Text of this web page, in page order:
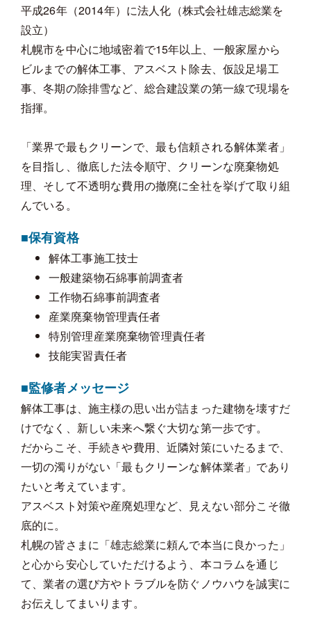
平成26年（2014年）に法人化（株式会社雄志総業を
設立）
札幌市を中心に地域密着で15年以上、一般家屋から
ビルまでの解体工事、アスベスト除去、仮設足場工
事、冬期の除排雪など、総合建設業の第一線で現場を
指揮。
「業界で最もクリーンで、最も信頼される解体業者」
を目指し、徹底した法令順守、クリーンな廃棄物処
理、そして不透明な費用の撤廃に全社を挙げて取り組
んでいる。
■保有資格
解体工事施工技士
一般建築物石綿事前調査者
工作物石綿事前調査者
産業廃棄物管理責任者
特別管理産業廃棄物管理責任者
技能実習責任者
■監修者メッセージ
解体工事は、施主様の思い出が詰まった建物を壊すだ
けでなく、新しい未来へ繋ぐ大切な第一歩です。
だからこそ、手続きや費用、近隣対策にいたるまで、
一切の濁りがない「最もクリーンな解体業者」であり
たいと考えています。
アスベスト対策や産廃処理など、見えない部分こそ徹
底的に。
札幌の皆さまに「雄志総業に頼んで本当に良かった」
と心から安心していただけるよう、本コラムを通じ
て、業者の選び方やトラブルを防ぐノウハウを誠実に
お伝えしてまいります。